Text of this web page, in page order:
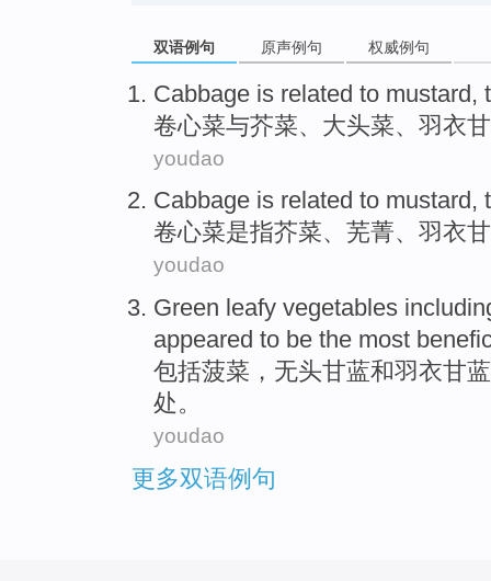
双语例句 原声例句 权威例句
Cabbage is related to mustard,
卷心菜与芥菜、 大头菜、 羽衣
youdao
Cabbage is related to mustard ,
卷心菜是指芥菜、 芜菁、羽衣
youdao
Green leafy vegetables
appeared to be the most
包括菠菜 ，无头甘蓝和羽衣甘
处。
youdao
更多双语例句